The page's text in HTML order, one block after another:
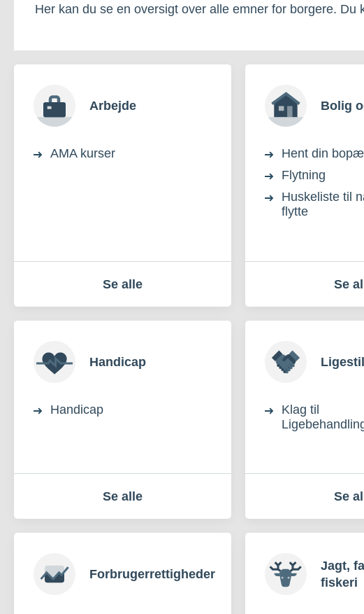
Her kan du se en oversigt over alle emner for borgere.
Arbejde
AMA kurser
Se alle
Bolig
Hent din
Flytning
Huskeliste til
flytte
Se
Handicap
Handicap
Se alle
Klag til
Se
Forbrugerrettigheder
Jagt,
fiskeri